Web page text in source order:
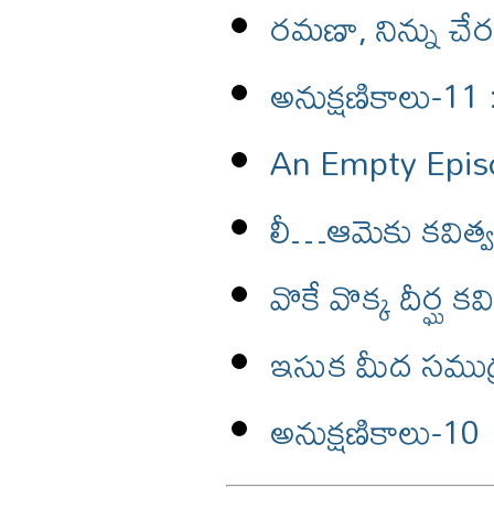
రమణా, నిన్ను
అనుక్షణికాలు-
An Empty
లీ…ఆమెకు
వొకే వొక్క దీర్ఘ
ఇసుక మీద
అనుక్షణికాలు-10